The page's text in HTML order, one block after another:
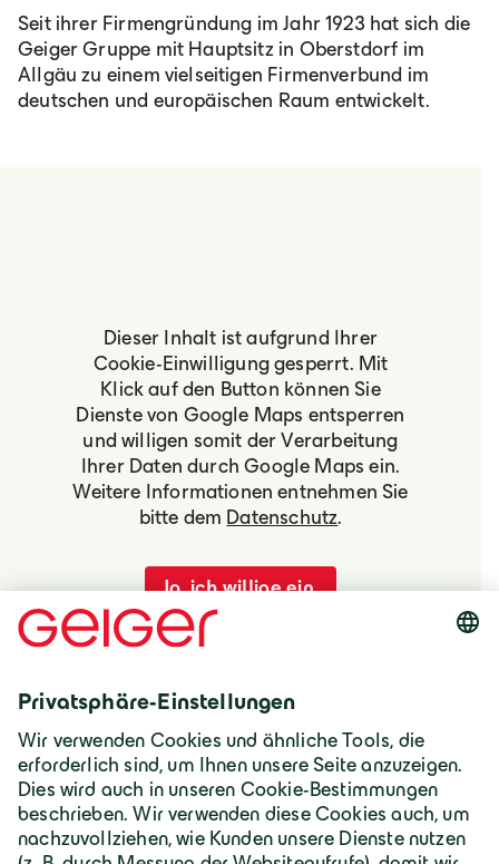
Seit ihrer Firmengründung im Jahr 1923 hat sich die
Geiger Gruppe mit Hauptsitz in Oberstdorf im
Allgäu zu einem vielseitigen Firmenverbund im
deutschen und europäischen Raum entwickelt.
Dieser Inhalt ist aufgrund Ihrer
Cookie-Einwilligung gesperrt. Mit
Klick auf den Button können Sie
Dienste von Google Maps entsperren
und willigen somit der Verarbeitung
Ihrer Daten durch Google Maps ein.
Weitere Informationen entnehmen Sie
bitte dem Datenschutz.
Ja, ich willige ein.